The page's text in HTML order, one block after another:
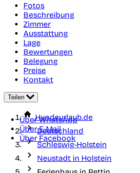
Fotos
Beschreibung
Zimmer
Ausstattung
Lage
Bewertungen
Belegung
Preise
Kontakt
Teilen
Über WhatsApp
Über E-Mail
Über Facebook
Hundeurlaub.de
Deutschland
Schleswig-Holstein
Neustadt in Holstein